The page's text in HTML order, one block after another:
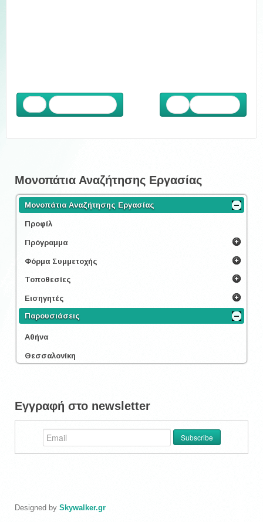
Μονοπάτια Αναζήτησης Εργασίας
Μονοπάτια Αναζήτησης Εργασίας
Προφίλ
Πρόγραμμα
Φόρμα Συμμετοχής
Τοποθεσίες
Εισηγητές
Παρουσιάσεις
Αθήνα
Θεσσαλονίκη
Εγγραφή στο newsletter
Designed by Skywalker.gr